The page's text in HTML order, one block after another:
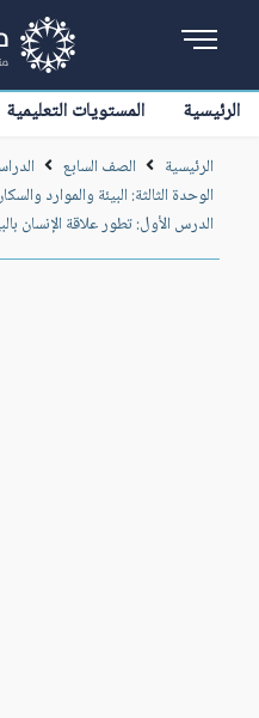
الرئيسية المستويات التعليمية
الرئيسية الصف السابع
الوحدة الثالثة: البيئة والموارد
الدرس الأول: تطور علاقة الإنسان